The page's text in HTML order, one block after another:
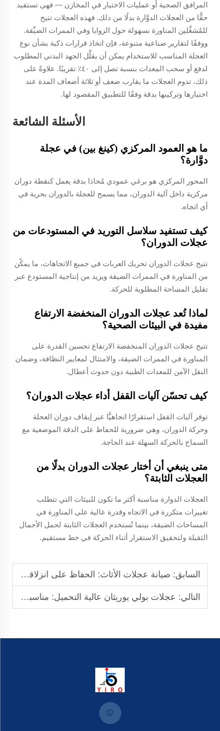
المرافق الصحية أو عمليات الاختيار في المخازن — فهي تستفيد
حقًّا من العجلات الدوَّارة بدلًا من ذلك. فهذه العجلات تتيح
للمُشغِّلين المناورة بسهولة حول الزوايا وفي الممرات الضيِّقة.
ووفقًا لتقارير صناعية متنوعة، فإن اتخاذ قرارات ذكية بشأن نوع
العجلة المناسب للاستخدام يمكن أن يقلِّل الجهد البدني المطلوب
لدفع أو سحب المعدات بنسبة تصل إلى ٤٠٪ تقريبًا. علاوةً على
ذلك، تدوم العجلات ما يقارب ضعف أو ثلاثة أضعاف المدة عند
اختيارها وتركيبها بدقة وفقًا للتطبيق المقصود لها.
الأسئلة الشائعة
ما هو العمود المركزي (كينغ بين) في عجلة
دوَّارة؟
المحور المركزي هو برغي عمودي مُحاذا بدقة يعمل كنقطة دوران
مركزية داخل آلية الدوران، مما يسمح للعجلة بالدوران بحرية في
أي اتجاه.
كيف تستفيد سلاسل التوريد في المستودعات من
عجلات الدوران؟
تتيح عجلات الدوران تحريك العربات في جميع الاتجاهات، ما يمكّن
من المناورة في الممرات الضيقة ويزيد من إنتاجية المستودع عبر
تقليل المساحة المطلوبة للحركة.
لماذا تُعد عجلات الدوران المنخفضة الارتفاع
مفيدة في البيئات الصحية؟
تتيح عجلات الدوران المنخفضة الارتفاع تحسين القدرة على
المناورة في الممرات الضيقة، والامتثال لمعايير النظافة، وضمان
النقل الآمن للمعدات الطبية دون حدوث أعطال.
كيف تحسّن آليات القفل أداء عجلات الدوران؟
توفر آليات القفل استقرارًا اتجاهيًّا عبر إيقاف دوران العجلة
وحركة الدوران، وهي ضرورية للحفاظ على الدقة الموضعية مع
السماح بالحركة السهلة عند الحاجة.
متى ينبغي أن أختار عجلات الدوران بدلًا من
العجلات الثابتة؟
العجلات الدوارة مناسبة أكثر ما تكون للبيئات التي تتطلب
تغييرات متكررة في الاتجاه وقدرة عالية على المناورة في
المساحات الضيقة، بينما تُستخدم العجلات الثابتة لحمل الأحمال
الثقيلة ولتحقيق الاستقرار أثناء الحركة في خط مستقيم.
السابق: صيانة عجلات الأثاث: الحفاظ على انزلاقها بسلاسة
التالي: عجلات بولي يوريثان عالية التحميل: مناسبة للمعدات الثقيلة